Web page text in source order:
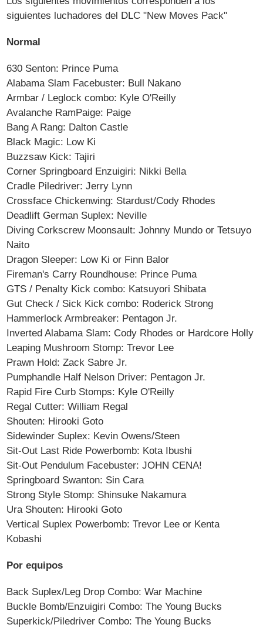
siguientes luchadores del DLC "New Moves Pack"
Normal
630 Senton: Prince Puma
Alabama Slam Facebuster: Bull Nakano
Armbar / Leglock combo: Kyle O'Reilly
Avalanche RamPaige: Paige
Bang A Rang: Dalton Castle
Black Magic: Low Ki
Buzzsaw Kick: Tajiri
Corner Springboard Enzuigiri: Nikki Bella
Cradle Piledriver: Jerry Lynn
Crossface Chickenwing: Stardust/Cody Rhodes
Deadlift German Suplex: Neville
Diving Corkscrew Moonsault: Johnny Mundo or Tetsuyo
Naito
Dragon Sleeper: Low Ki or Finn Balor
Fireman's Carry Roundhouse: Prince Puma
GTS / Penalty Kick combo: Katsuyori Shibata
Gut Check / Sick Kick combo: Roderick Strong
Hammerlock Armbreaker: Pentagon Jr.
Inverted Alabama Slam: Cody Rhodes or Hardcore Holly
Leaping Mushroom Stomp: Trevor Lee
Prawn Hold: Zack Sabre Jr.
Pumphandle Half Nelson Driver: Pentagon Jr.
Rapid Fire Curb Stomps: Kyle O'Reilly
Regal Cutter: William Regal
Shouten: Hirooki Goto
Sidewinder Suplex: Kevin Owens/Steen
Sit-Out Last Ride Powerbomb: Kota Ibushi
Sit-Out Pendulum Facebuster: JOHN CENA!
Springboard Swanton: Sin Cara
Strong Style Stomp: Shinsuke Nakamura
Ura Shouten: Hirooki Goto
Vertical Suplex Powerbomb: Trevor Lee or Kenta
Kobashi
Por equipos
Back Suplex/Leg Drop Combo: War Machine
Buckle Bomb/Enzuigiri Combo: The Young Bucks
Superkick/Piledriver Combo: The Young Bucks